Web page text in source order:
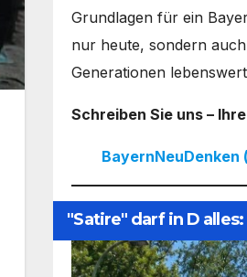
Grundlagen für ein
nur heute, sondern
Generationen
Schreiben Sie uns –
BayernNeuDenken
"Satire" darf in D alles: